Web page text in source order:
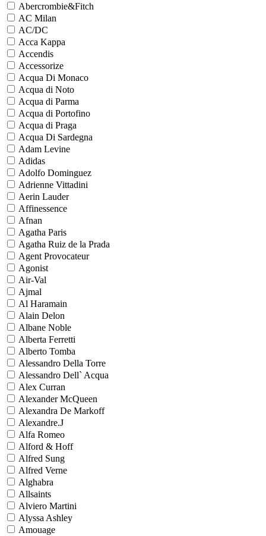
Abercrombie&Fitch
AC Milan
AC/DC
Acca Kappa
Accendis
Accessorize
Acqua Di Monaco
Acqua di Noto
Acqua di Parma
Acqua di Portofino
Acqua di Praga
Acqua Di Sardegna
Adam Levine
Adidas
Adolfo Dominguez
Adrienne Vittadini
Aerin Lauder
Affinessence
Afnan
Agatha Paris
Agatha Ruiz de la Prada
Agent Provocateur
Agonist
Air-Val
Ajmal
Al Haramain
Alain Delon
Albane Noble
Alberta Ferretti
Alberto Tomba
Alessandro Della Torre
Alessandro Dell` Acqua
Alex Curran
Alexander McQueen
Alexandra De Markoff
Alexandre.J
Alfa Romeo
Alford & Hoff
Alfred Sung
Alfred Verne
Alghabra
Allsaints
Alviero Martini
Alyssa Ashley
Amouage